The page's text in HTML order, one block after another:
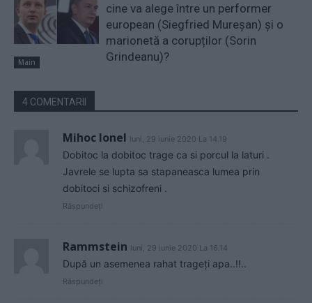
Main
cine va alege între un performer
european (Siegfried Mureșan) și o
marionetă a corupților (Sorin
Grindeanu)?
4 COMENTARII
Mihoc Ionel luni, 29 iunie 2020 La 14.19
Dobitoc la dobitoc trage ca si porcul la laturi .
Javrele se lupta sa stapaneasca lumea prin
dobitoci si schizofreni .
Răspundeți
Rammstein luni, 29 iunie 2020 La 16.14
După un asemenea rahat trageți apa..!!..
Răspundeți